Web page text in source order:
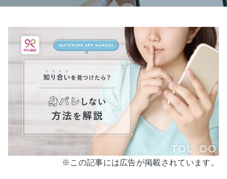
※この記事には広告が掲載されています。